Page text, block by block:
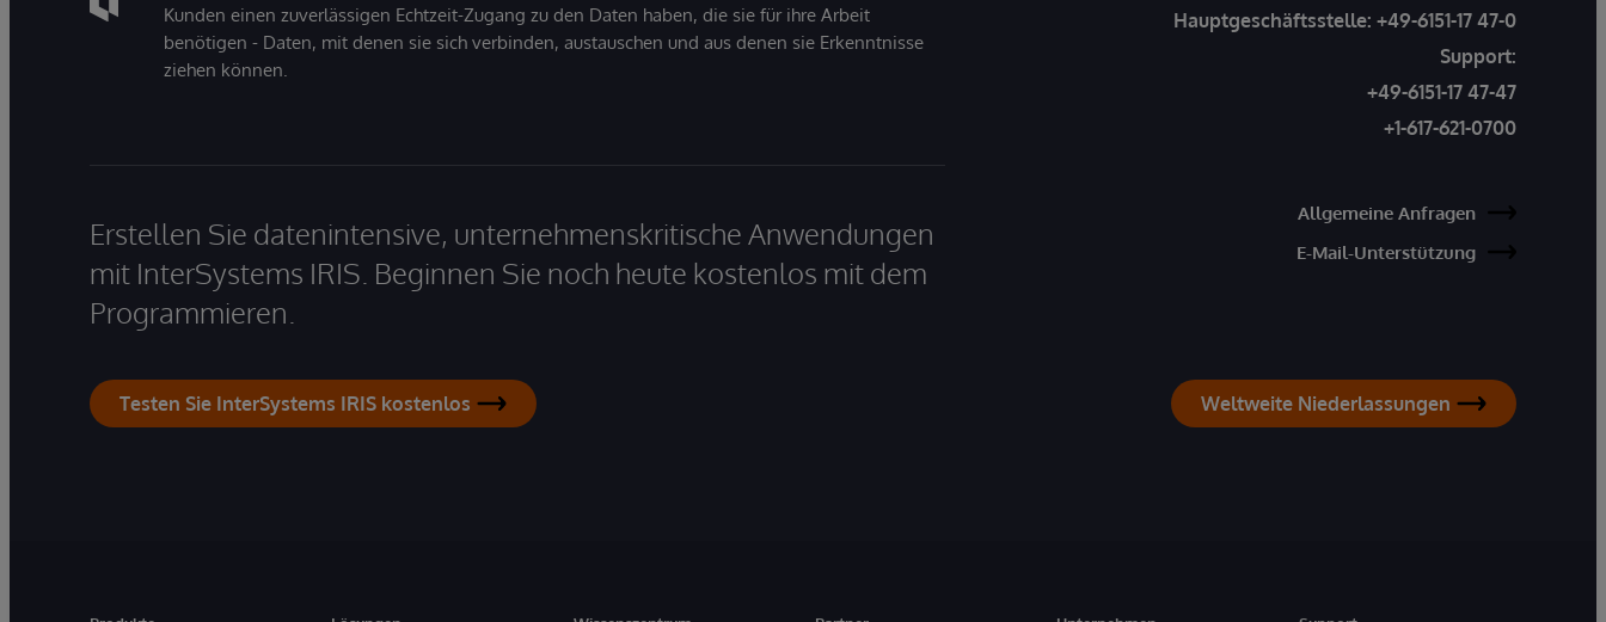
Kunden einen zuverlässigen Echtzeit-Zugang zu den Daten haben, die sie für ihre Arbeit
benötigen - Daten, mit denen sie sich verbinden, austauschen und aus denen sie Erkenntnisse
ziehen können.
Erstellen Sie datenintensive, unternehmenskritische Anwendungen
mit InterSystems IRIS. Beginnen Sie noch heute kostenlos mit dem
Programmieren.
Testen Sie InterSystems IRIS kostenlos
Hauptgeschäftsstelle: +49-6151-17 47-0
Support:
+49-6151-17 47-47
+1-617-621-0700
Allgemeine Anfragen
E-Mail-Unterstützung
Weltweite Niederlassungen